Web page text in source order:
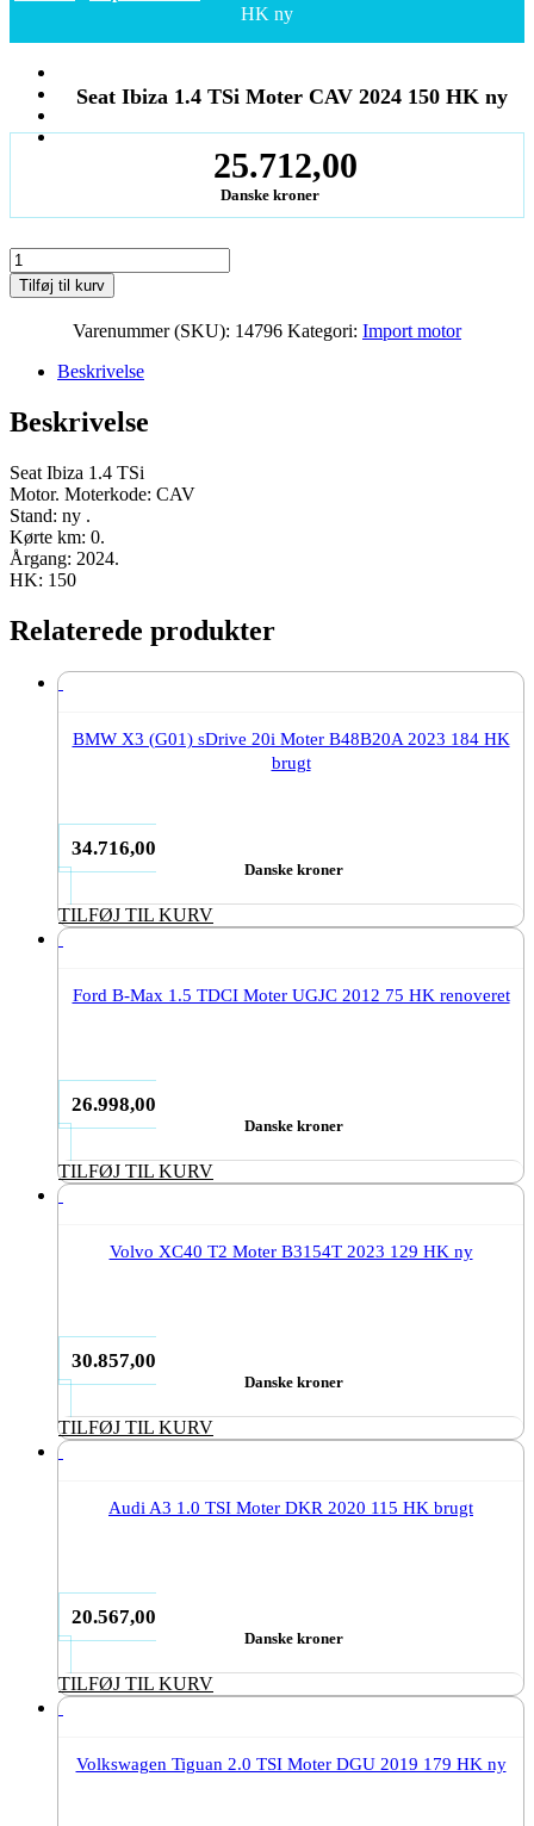
HK ny
Seat Ibiza 1.4 TSi Moter CAV 2024 150 HK ny
25.712,00
Danske kroner
Seat
Ibiza
1.4
HK
antal
Tilføj til kurv
Varenummer (SKU): 14796 Kategori: Import motor
Beskrivelse
Beskrivelse
Seat Ibiza 1.4 TSi
Motor. Moterkode: CAV
Stand: ny .
Kørte km: 0.
Årgang: 2024.
HK: 150
Relaterede produkter
BMW X3 (G01) sDrive 20i Moter B48B20A 2023 184 HK
brugt
34.716,00
Danske kroner
TILFØJ TIL KURV
Ford B-Max 1.5 TDCI Moter UGJC 2012 75 HK renoveret
26.998,00
Danske kroner
TILFØJ TIL KURV
Volvo XC40 T2 Moter B3154T 2023 129 HK ny
30.857,00
Danske kroner
TILFØJ TIL KURV
Audi A3 1.0 TSI Moter DKR 2020 115 HK brugt
20.567,00
Danske kroner
TILFØJ TIL KURV
Volkswagen Tiguan 2.0 TSI Moter DGU 2019 179 HK ny